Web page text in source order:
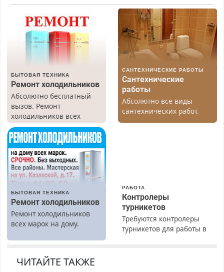
БЫТОВАЯ ТЕХНИКА
Ремонт холодильников
Абсолютно бесплатный
вызов. Ремонт
холодильников всех
марок на дому, с
гарантией. Все р-ны.
Срочно. Без выходных.
Пенсионерам – скидки до
40%. Мастер со стажем.
САНТЕХНИЧЕСКИЕ РАБОТЫ
Сантехнические
работы
Абсолютно все виды
сантехнических работ.
Быстро. Качественно.
БЫТОВАЯ ТЕХНИКА
Ремонт холодильников
Ремонт холодильников
всех марок на дому.
РАБОТА
Контролеры
турникетов
Требуются контролеры
турникетов для работы в
ЧИТАЙТЕ ТАКЖЕ